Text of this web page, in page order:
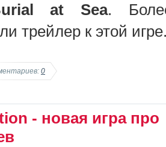
at Sea.
трейлер к этой
0
- новая игра про